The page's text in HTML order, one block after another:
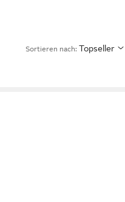
Sortieren nach: Topseller